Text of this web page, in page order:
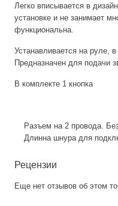
Легко вписывается в
установке и не занимает
функциональна.
Устанавливается на руле,
Предназначен для подачи
В комплекте 1 кнопка
Разъем на 2 провода.
Длинна шнура для
Рецензии
Еще нет отзывов об этом